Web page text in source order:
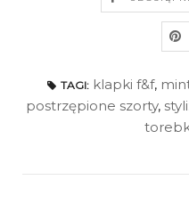
TAGI: klapki f&f,
postrzępione szorty,